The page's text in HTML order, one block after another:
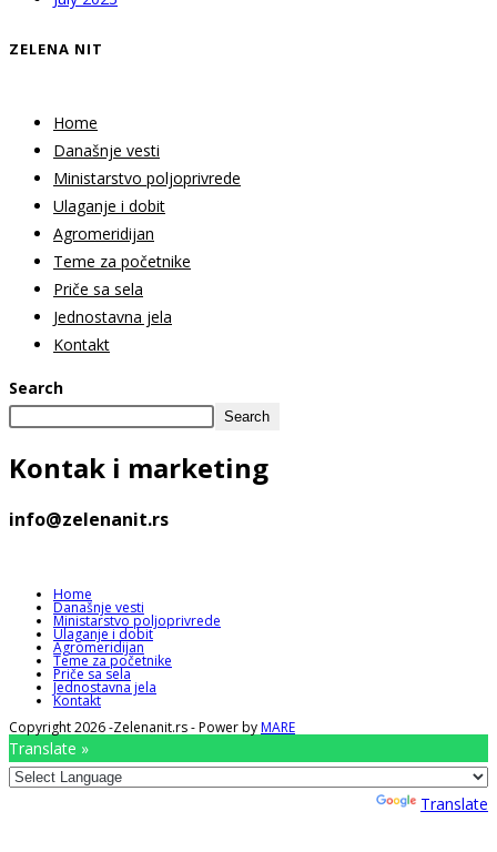
ZELENA NIT
Home
Današnje vesti
Ministarstvo poljoprivrede
Ulaganje i dobit
Agromeridijan
Teme za početnike
Priče sa sela
Jednostavna jela
Kontakt
Search
Search
Kontak i marketing
info@zelenanit.rs
Home
Današnje vesti
Ministarstvo poljoprivrede
Ulaganje i dobit
Agromeridijan
Teme za početnike
Priče sa sela
Jednostavna jela
Kontakt
Copyright 2026 -Zelenanit.rs - Power byMARE
Translate »
Translate